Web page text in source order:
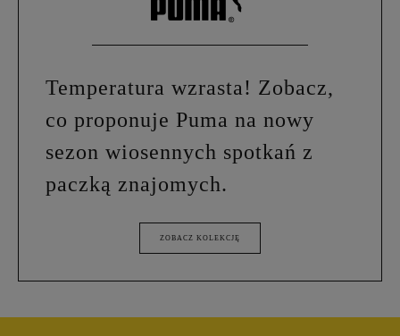
Temperatura wzrasta! Zobacz,
co proponuje Puma na nowy
sezon wiosennych spotkań z
paczką znajomych.
ZOBACZ KOLEKCJĘ